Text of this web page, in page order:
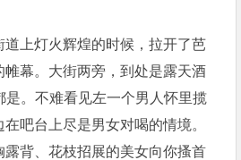
上灯火辉煌的时候，拉开了芭
幕。大街两旁，到处是露天酒
是。不难看见左一个男人怀里揽
吧台上尽是男女对喝的情境。
背、花枝招展的美女向你搔首